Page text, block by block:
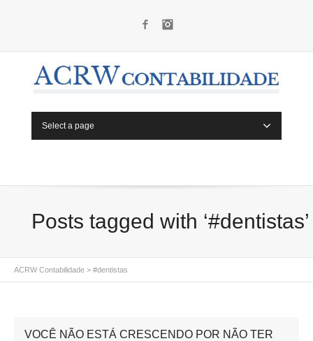
Facebook
Select a page
Posts tagged with ‘#dentistas’
ACRW Contabilidade > #dentistas
VOCÊ NÃO ESTÁ CRESCENDO POR NÃO TER